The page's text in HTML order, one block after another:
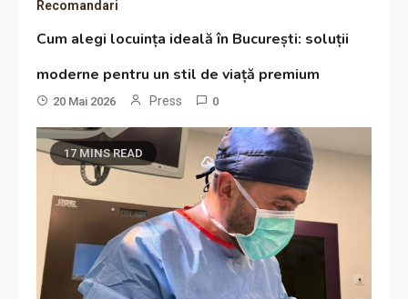
Recomandari
Cum alegi locuința ideală în București: soluții
moderne pentru un stil de viață premium
20 Mai 2026 Press 0
17 MINS READ